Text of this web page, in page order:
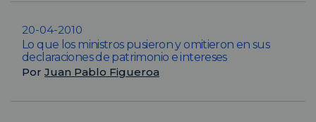
20-04-2010
Lo que los ministros pusieron y omitieron en sus
declaraciones de patrimonio e intereses
Por Juan Pablo Figueroa